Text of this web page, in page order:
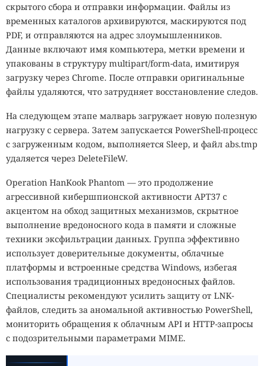
скрытого сбора и отправки информации. Файлы из
временных каталогов архивируются, маскируются под
PDF, и отправляются на адрес злоумышленников.
Данные включают имя компьютера, метки времени и
упакованы в структуру multipart/form-data, имитируя
загрузку через Chrome. После отправки оригинальные
файлы удаляются, что затрудняет восстановление следов.
На следующем этапе малварь загружает новую полезную
нагрузку с сервера. Затем запускается PowerShell-процесс
с загруженным кодом, выполняется Sleep, и файл abs.tmp
удаляется через DeleteFileW.
Operation HanKook Phantom — это продолжение
агрессивной кибершпионской активности APT37 с
акцентом на обход защитных механизмов, скрытное
выполнение вредоносного кода в памяти и сложные
техники эксфильтрации данных. Группа эффективно
использует доверительные документы, облачные
платформы и встроенные средства Windows, избегая
использования традиционных вредоносных файлов.
Специалисты рекомендуют усилить защиту от LNK-
файлов, следить за аномальной активностью PowerShell,
мониторить обращения к облачным API и HTTP-запросы
с подозрительными параметрами MIME.